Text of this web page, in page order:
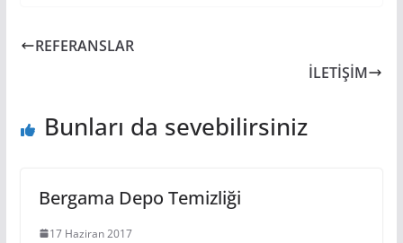
REFERANSLAR
İLETİŞİM
Bunları da sevebilirsiniz
Bergama Depo Temizliği
17 Haziran 2017